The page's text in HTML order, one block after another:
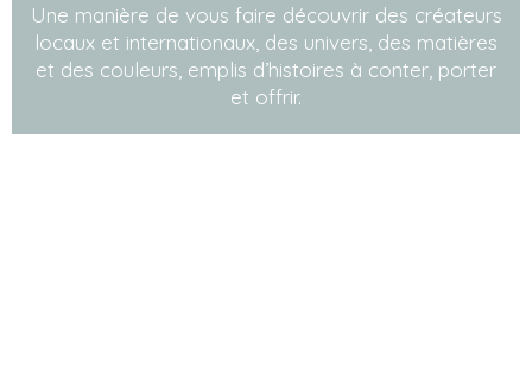
Une manière de vous faire découvrir des créateurs
locaux et internationaux, des univers, des matières
et des couleurs, emplis d’histoires à conter, porter
et offrir.